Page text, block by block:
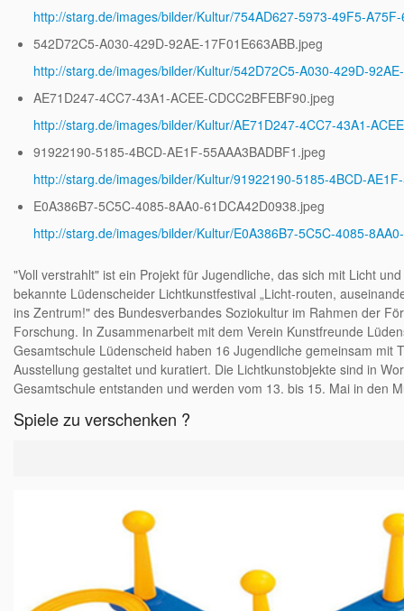
http://starg.de/images/bilder/Kultur/754AD627-5973-49F5-
542D72C5-A030-429D-92AE-17F01E663ABB.jpeg
http://starg.de/images/bilder/Kultur/542D72C5-A030-429D-
AE71D247-4CC7-43A1-ACEE-CDCC2BFEBF90.jpeg
http://starg.de/images/bilder/Kultur/AE71D247-4CC7-43A1-
91922190-5185-4BCD-AE1F-55AAA3BADBF1.jpeg
http://starg.de/images/bilder/Kultur/91922190-5185-4BCD-
E0A386B7-5C5C-4085-8AA0-61DCA42D0938.jpeg
http://starg.de/images/bilder/Kultur/E0A386B7-5C5C-4085-
"Voll verstrahlt" ist ein Projekt für Jugendliche, das sich mit Licht
bekannte Lüdenscheider Lichtkunstfestival „Licht-routen,
ins Zentrum!" des Bundesverbandes Soziokultur im Rahmen der
Forschung. In Zusammenarbeit mit dem Verein Kunstfreunde
Gesamtschule Lüdenscheid haben 16 Jugendliche gemeinsam
Ausstellung gestaltet und kuratiert. Die Lichtkunstobjekte sind in
Gesamtschule entstanden und werden vom 13. bis 15. Mai in den
Spiele zu verschenken ?